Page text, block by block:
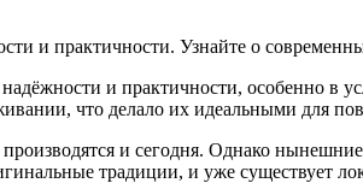
и практичности. Узнайте о
и практичности, особенно в
что делало их идеальными для
и сегодня. Однако
традиции, и уже существует